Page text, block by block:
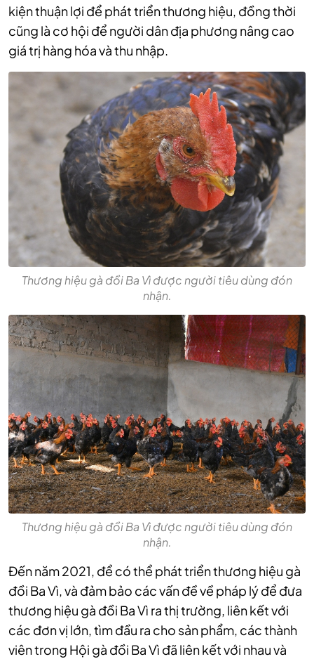
kiện thuận lợi để phát triển thương hiệu, đồng thời
cũng là cơ hội để người dân địa phương nâng cao
giá trị hàng hóa và thu nhập.
Thương hiệu gà đồi Ba Vì được người tiêu dùng đón
nhận.
Thương hiệu gà đồi Ba Vì được người tiêu dùng đón
nhận.
Đến năm 2021, để có thể phát triển thương hiệu gà
đồi Ba Vì, và đảm bảo các vấn đề về pháp lý để đưa
thương hiệu gà đồi Ba Vì ra thị trường, liên kết với
các đơn vị lớn, tìm đầu ra cho sản phẩm, các thành
viên trong Hội gà đồi Ba Vì đã liên kết với nhau và